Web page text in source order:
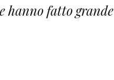
hanno fatto grande